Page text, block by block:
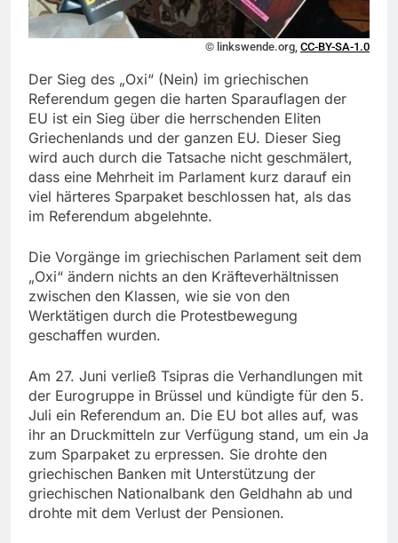
© linkswende.org, CC-BY-SA-1.0
Der Sieg des „Oxi“ (Nein) im griechischen
Referendum gegen die harten Sparauflagen der
EU ist ein Sieg über die herrschenden Eliten
Griechenlands und der ganzen EU. Dieser Sieg
wird auch durch die Tatsache nicht geschmälert,
dass eine Mehrheit im Parlament kurz darauf ein
viel härteres Sparpaket beschlossen hat, als das
im Referendum abgelehnte.
Die Vorgänge im griechischen Parlament seit dem
„Oxi“ ändern nichts an den Kräfteverhältnissen
zwischen den Klassen, wie sie von den
Werktätigen durch die Protestbewegung
geschaffen wurden.
Am 27. Juni verließ Tsipras die Verhandlungen mit
der Eurogruppe in Brüssel und kündigte für den 5.
Juli ein Referendum an. Die EU bot alles auf, was
ihr an Druckmitteln zur Verfügung stand, um ein Ja
zum Sparpaket zu erpressen. Sie drohte den
griechischen Banken mit Unterstützung der
griechischen Nationalbank den Geldhahn ab und
drohte mit dem Verlust der Pensionen.